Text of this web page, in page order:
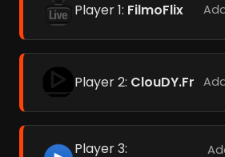
Player 1: FilmoFlix
Player 2: ClouDY.Fr
Player 3: